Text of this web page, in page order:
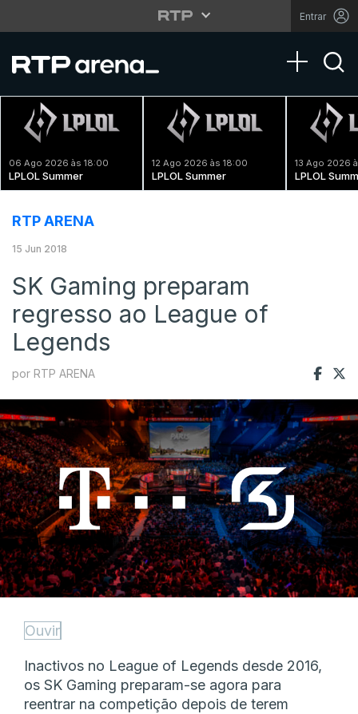
Entrar
Toggle
06 Ago 2026 às 18:00
LPLOL Summer
12 Ago 2026 às 18:00
LPLOL Summer
13 Ago 2026
LPLOL
RTP ARENA
15 Jun 2018
SK Gaming preparam
regresso ao League of
Legends
por RTP ARENA
Ouvir
Inactivos no League of Legends desde 2016,
os SK Gaming preparam-se agora para
reentrar na competição depois de terem